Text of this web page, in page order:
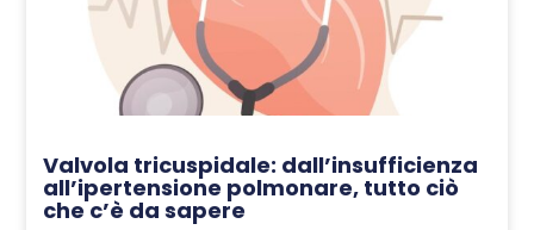
Valvola tricuspidale: dall’insufficienza
all’ipertensione polmonare, tutto ciò
che c’è da sapere